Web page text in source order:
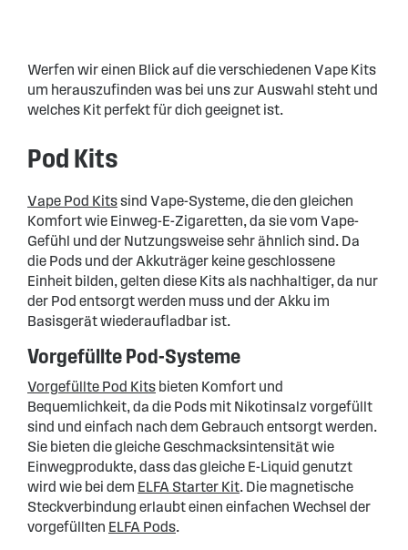
Werfen wir einen Blick auf die verschiedenen Vape Kits
um herauszufinden was bei uns zur Auswahl steht und
welches Kit perfekt für dich geeignet ist.
Pod Kits
Vape Pod Kitssind Vape-Systeme, die den gleichen
Komfort wie Einweg-E-Zigaretten, da sie vom Vape-
Gefühl und der Nutzungsweise sehr ähnlich sind. Da
die Pods und der Akkuträger keine geschlossene
Einheit bilden, gelten diese Kits als nachhaltiger, da nur
der Pod entsorgt werden muss und der Akku im
Basisgerät wiederaufladbar ist.
Vorgefüllte Pod-Systeme
Vorgefüllte Pod Kits bieten Komfort und
Bequemlichkeit, da die Pods mit Nikotinsalz vorgefüllt
sind und einfach nach dem Gebrauch entsorgt werden.
Sie bieten die gleiche Geschmacksintensität wie
Einwegprodukte, dass das gleiche E-Liquid genutzt
wird wie bei dem ELFA Starter Kit. Die magnetische
Steckverbindung erlaubt einen einfachen Wechsel der
vorgefüllten ELFA Pods.